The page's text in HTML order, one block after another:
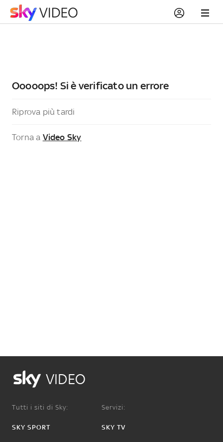
Ooooops! Si è verificato un errore
Riprova più tardi
Torna a Video Sky
VIDEO
Tutti i siti di Sky:
SKY SPORT
Servizi:
SKY TV